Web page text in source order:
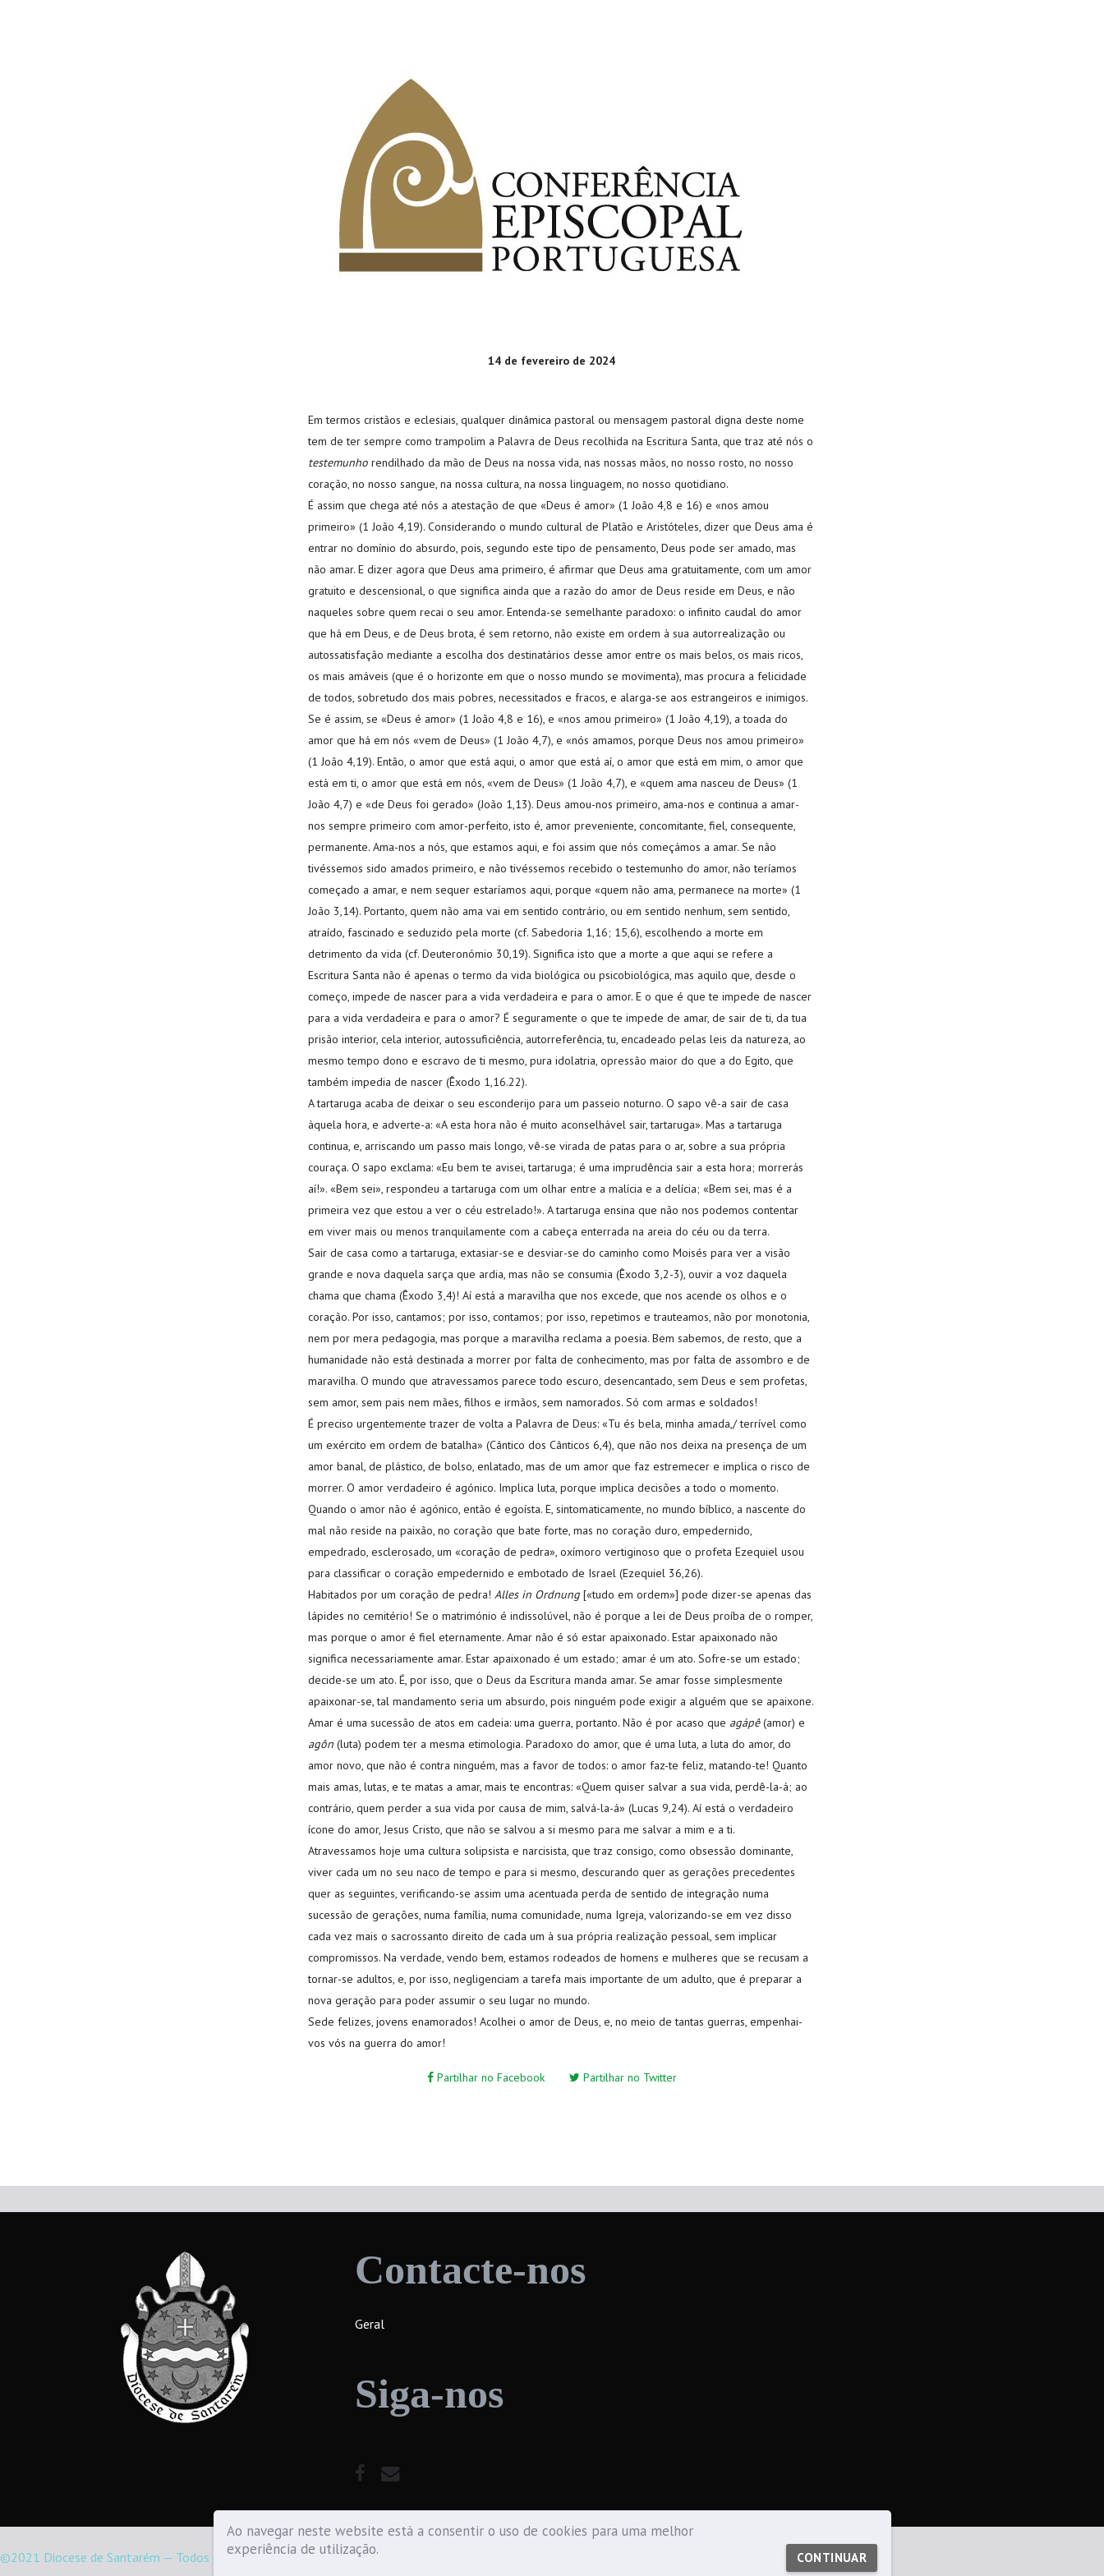
Ao navegar neste website está a consentir o uso de cookies para uma melhor
experiência de utilização.
CONTINUAR
14 de fevereiro de 2024
Em termos cristãos e eclesiais, qualquer dinâmica pastoral ou mensagem pastoral digna deste nome
tem de ter sempre como trampolim a Palavra de Deus recolhida na Escritura Santa, que traz até nós o
testemunhorendilhado da mão de Deus na nossa vida, nas nossas mãos, no nosso rosto, no nosso
coração, no nosso sangue, na nossa cultura, na nossa linguagem, no nosso quotidiano.
É assim que chega até nós a atestação de que «Deus é amor» (1 João 4,8 e 16) e «nos amou
primeiro» (1 João 4,19). Considerando o mundo cultural de Platão e Aristóteles, dizer que Deus ama é
entrar no domínio do absurdo, pois, segundo este tipo de pensamento, Deus pode ser amado, mas
não amar. E dizer agora que Deus ama primeiro, é afirmar que Deus ama gratuitamente, com um amor
gratuito e descensional, o que significa ainda que a razão do amor de Deus reside em Deus, e não
naqueles sobre quem recai o seu amor. Entenda-se semelhante paradoxo: o infinito caudal do amor
que há em Deus, e de Deus brota, é sem retorno, não existe em ordem à sua autorrealização ou
autossatisfação mediante a escolha dos destinatários desse amor entre os mais belos, os mais ricos,
os mais amáveis (que é o horizonte em que o nosso mundo se movimenta), mas procura a felicidade
de todos, sobretudo dos mais pobres, necessitados e fracos, e alarga-se aos estrangeiros e inimigos.
Se é assim, se «Deus é amor» (1 João 4,8 e 16), e «nos amou primeiro» (1 João 4,19), a toada do
amor que há em nós «vem de Deus» (1 João 4,7), e «nós amamos, porque Deus nos amou primeiro»
(1 João 4,19). Então, o amor que está aqui, o amor que está aí, o amor que está em mim, o amor que
está em ti, o amor que está em nós, «vem de Deus» (1 João 4,7), e «quem ama nasceu de Deus» (1
João 4,7) e «de Deus foi gerado» (João 1,13). Deus amou-nos primeiro, ama-nos e continua a amar-
nos sempre primeiro com amor-perfeito, isto é, amor preveniente, concomitante, fiel, consequente,
permanente. Ama-nos a nós, que estamos aqui, e foi assim que nós começámos a amar. Se não
tivéssemos sido amados primeiro, e não tivéssemos recebido o testemunho do amor, não teríamos
começado a amar, e nem sequer estaríamos aqui, porque «quem não ama, permanece na morte» (1
João 3,14). Portanto, quem não ama vai em sentido contrário, ou em sentido nenhum, sem sentido,
atraído, fascinado e seduzido pela morte (cf. Sabedoria 1,16; 15,6), escolhendo a morte em
detrimento da vida (cf. Deuteronómio 30,19). Significa isto que a morte a que aqui se refere a
Escritura Santa não é apenas o termo da vida biológica ou psicobiológica, mas aquilo que, desde o
começo, impede de nascer para a vida verdadeira e para o amor. E o que é que te impede de nascer
para a vida verdadeira e para o amor? É seguramente o que te impede de amar, de sair de ti, da tua
prisão interior, cela interior, autossuficiência, autorreferência, tu, encadeado pelas leis da natureza, ao
mesmo tempo dono e escravo de ti mesmo, pura idolatria, opressão maior do que a do Egito, que
também impedia de nascer (Êxodo 1,16.22).
A tartaruga acaba de deixar o seu esconderijo para um passeio noturno. O sapo vê-a sair de casa
àquela hora, e adverte-a: «A esta hora não é muito aconselhável sair, tartaruga». Mas a tartaruga
continua, e, arriscando um passo mais longo, vê-se virada de patas para o ar, sobre a sua própria
couraça. O sapo exclama: «Eu bem te avisei, tartaruga; é uma imprudência sair a esta hora; morrerás
aí!». «Bem sei», respondeu a tartaruga com um olhar entre a malícia e a delícia; «Bem sei, mas é a
primeira vez que estou a ver o céu estrelado!». A tartaruga ensina que não nos podemos contentar
em viver mais ou menos tranquilamente com a cabeça enterrada na areia do céu ou da terra.
Sair de casa como a tartaruga, extasiar-se e desviar-se do caminho como Moisés para ver a visão
grande e nova daquela sarça que ardia, mas não se consumia (Êxodo 3,2-3), ouvir a voz daquela
chama que chama (Êxodo 3,4)! Aí está a maravilha que nos excede, que nos acende os olhos e o
coração. Por isso, cantamos; por isso, contamos; por isso, repetimos e trauteamos, não por monotonia,
nem por mera pedagogia, mas porque a maravilha reclama a poesia. Bem sabemos, de resto, que a
humanidade não está destinada a morrer por falta de conhecimento, mas por falta de assombro e de
maravilha. O mundo que atravessamos parece todo escuro, desencantado, sem Deus e sem profetas,
sem amor, sem pais nem mães, filhos e irmãos, sem namorados. Só com armas e soldados!
É preciso urgentemente trazer de volta a Palavra de Deus: «Tu és bela, minha amada,/ terrível como
um exército em ordem de batalha» (Cântico dos Cânticos 6,4), que não nos deixa na presença de um
amor banal, de plástico, de bolso, enlatado, mas de um amor que faz estremecer e implica o risco de
morrer. O amor verdadeiro é agónico. Implica luta, porque implica decisões a todo o momento.
Quando o amor não é agónico, então é egoísta. E, sintomaticamente, no mundo bíblico, a nascente do
mal não reside na paixão, no coração que bate forte, mas no coração duro, empedernido,
empedrado, esclerosado, um «coração de pedra», oxímoro vertiginoso que o profeta Ezequiel usou
para classificar o coração empedernido e embotado de Israel (Ezequiel 36,26).
Habitados por um coração de pedra! Alles in Ordnung[«tudo em ordem»] pode dizer-se apenas das
lápides no cemitério! Se o matrimónio é indissolúvel, não é porque a lei de Deus proíba de o romper,
mas porque o amor é fiel eternamente. Amar não é só estar apaixonado. Estar apaixonado não
significa necessariamente amar. Estar apaixonado é um estado; amar é um ato. Sofre-se um estado;
decide-se um ato. É, por isso, que o Deus da Escritura manda amar. Se amar fosse simplesmente
apaixonar-se, tal mandamento seria um absurdo, pois ninguém pode exigir a alguém que se apaixone.
Amar é uma sucessão de atos em cadeia: uma guerra, portanto. Não é por acaso que agápê(amor) e
agôn(luta) podem ter a mesma etimologia. Paradoxo do amor, que é uma luta, a luta do amor, do
amor novo, que não é contra ninguém, mas a favor de todos: o amor faz-te feliz, matando-te! Quanto
mais amas, lutas, e te matas a amar, mais te encontras: «Quem quiser salvar a sua vida, perdê-la-á; ao
contrário, quem perder a sua vida por causa de mim, salvá-la-á» (Lucas 9,24). Aí está o verdadeiro
ícone do amor, Jesus Cristo, que não se salvou a si mesmo para me salvar a mim e a ti.
Atravessamos hoje uma cultura solipsista e narcisista, que traz consigo, como obsessão dominante,
viver cada um no seu naco de tempo e para si mesmo, descurando quer as gerações precedentes
quer as seguintes, verificando-se assim uma acentuada perda de sentido de integração numa
sucessão de gerações, numa família, numa comunidade, numa Igreja, valorizando-se em vez disso
cada vez mais o sacrossanto direito de cada um à sua própria realização pessoal, sem implicar
compromissos. Na verdade, vendo bem, estamos rodeados de homens e mulheres que se recusam a
tornar-se adultos, e, por isso, negligenciam a tarefa mais importante de um adulto, que é preparar a
nova geração para poder assumir o seu lugar no mundo.
Sede felizes, jovens enamorados! Acolhei o amor de Deus, e, no meio de tantas guerras, empenhai-
vos vós na guerra do amor!
Partilhar no Facebook Partilhar no Twitter
Contacte-nos
Geral
Siga-nos
©2021 Diocese de Santarém — Todos os direitos reservados.